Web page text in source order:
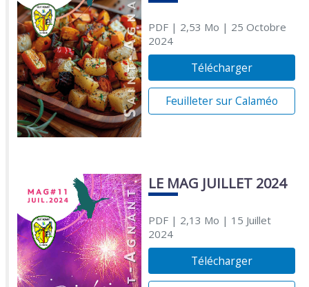
PDF| 2,53 Mo | 25 Octobre
2024
Télécharger
Feuilleter sur Calaméo
LE MAG JUILLET 2024
PDF| 2,13 Mo | 15 Juillet
2024
Télécharger